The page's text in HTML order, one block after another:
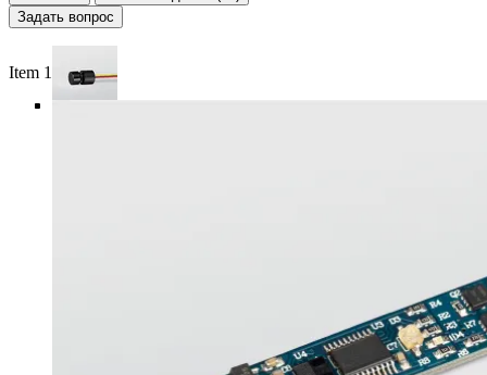
Задать вопрос
Item 1 of 6